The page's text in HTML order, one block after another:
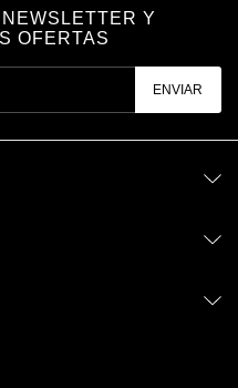
Y
OFERTAS